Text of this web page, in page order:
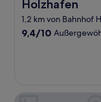
Holzhafen
1,2 km von Bahnhof
9.4
9,4/10